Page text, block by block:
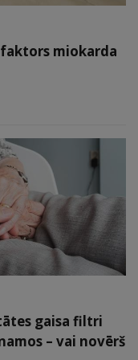
miokarda
gaisa filtri
– vai novērš